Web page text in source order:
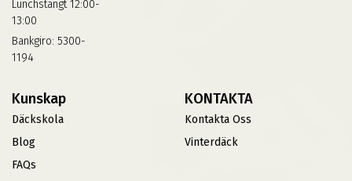
Lunchstängt 12:00-
13:00
Bankgiro: 5300-
1194
Kunskap
Däckskola
Blog
FAQs
KONTAKTA
Kontakta Oss
Vinterdäck